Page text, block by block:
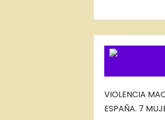
O
G
VIOLENCIA
ESPAÑA. 7